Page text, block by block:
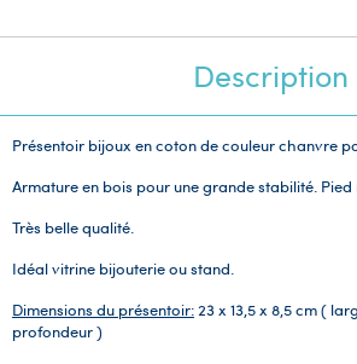
Description
Présentoir bijoux en coton de couleur chanvre
Armature en bois pour une grande stabilité.
Très belle qualité.
Idéal vitrine bijouterie ou stand.
Dimensions du présentoir:23 x 13,5 x 8,5 cm (
profondeur )